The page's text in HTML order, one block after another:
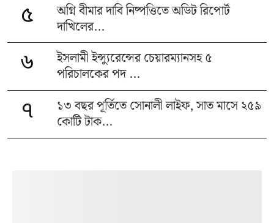
৫
অগ্নি বীমার দাবি নিষ্পত্তিতে অডিট রিপোর্ট
দাখিলের...
৬
ইসলামী ইন্স্যুরেন্সের চেয়ারম্যানসহ ৫
পরিচালকের পদ ...
৭
১৩ বছর পূর্তিতে সোনালী লাইফ, সাত মাসে ২৫৯
কোটি টাক...